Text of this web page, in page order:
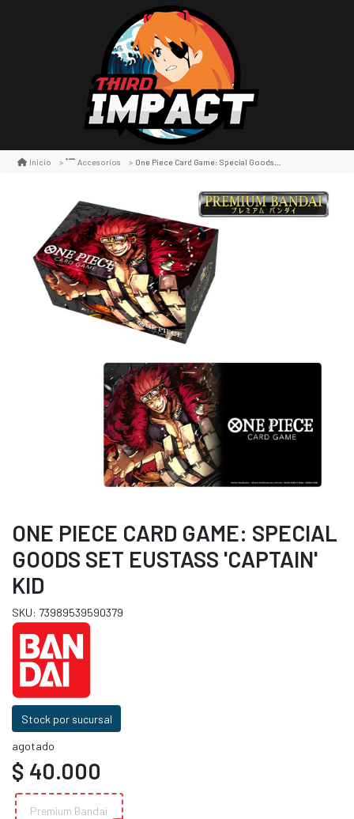
Inicio Accesorios One Piece Card Game: Special Goods Set Eustass 'captain' Kid
ONE PIECE CARD GAME: SPECIAL
GOODS SET EUSTASS 'CAPTAIN'
KID
SKU: 73989539590379
Stock por sucursal
agotado
$ 40.000
Premium Bandai